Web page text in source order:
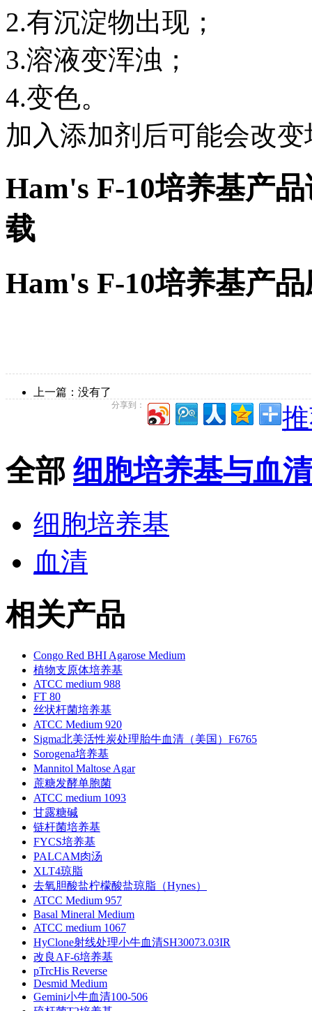
2.有沉淀物出现；
3.溶液变浑浊；
4.变色。
加入添加剂后可能会改
Ham's F-10培养基产
载
Ham's F-10培养基产
上一篇：没有了
分享到：
全部 细胞培养基与血清
细胞培养基
血清
相关产品
Congo Red BHI Agarose Medium
植物支原体培养基
ATCC medium 988
FT 80
丝状杆菌培养基
ATCC Medium 920
Sigma北美活性炭处理胎牛血清（美国）F6765
Sorogena培养基
Mannitol Maltose Agar
蔗糖发酵单胞菌
ATCC medium 1093
甘露糖碱
链杆菌培养基
FYCS培养基
PALCAM肉汤
XLT4琼脂
去氧胆酸盐柠檬酸盐琼脂（Hynes）
ATCC Medium 957
Basal Mineral Medium
ATCC medium 1067
HyClone射线处理小牛血清SH30073.03IR
改良AF-6培养基
pTrcHis Reverse
Desmid Medium
Gemini小牛血清100-506